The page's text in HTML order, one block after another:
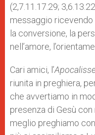
(2,7.11.17.29;
messaggio
la conversione, la
nell’amore,
Cari amici, l’
riunita in preghiera,
che avvertiamo in
presenza di Gesù con
meglio preghiamo